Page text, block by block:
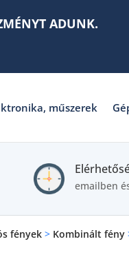
ADUNK.
műszerek
emailben
fények > Kombinált fény